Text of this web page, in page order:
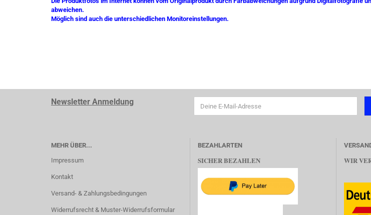
abweichen.
Möglich sind auch die unterschiedlichen Monitoreinstellungen.
Newsletter Anmeldung
MEHR ÜBER...
Impressum
Kontakt
Versand- & Zahlungsbedingungen
Widerrufsrecht & Muster-Widerrufsformular
BEZAHLARTEN
SICHER BEZAHLEN WIR